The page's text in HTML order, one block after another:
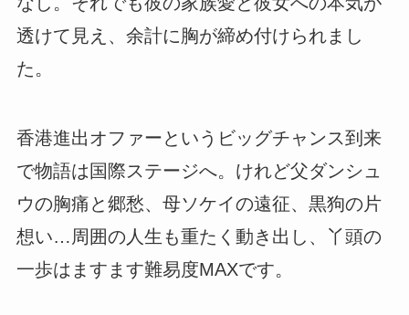
透けて見え、余計に胸が締め付けられまし
た。
香港進出オファーというビッグチャンス到来
で物語は国際ステージへ。けれど父ダンシュ
ウの胸痛と郷愁、母ソケイの遠征、黒狗の片
想い…周囲の人生も重たく動き出し、丫頭の
一歩はますます難易度MAXです。